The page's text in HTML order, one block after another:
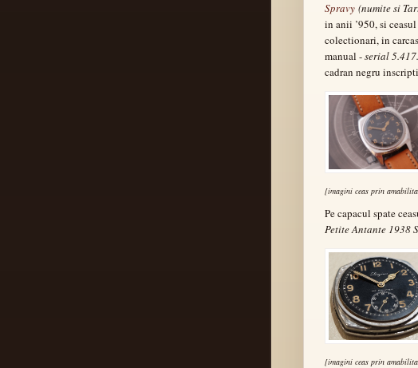
Spravy (numite si
in anii ’950, si
colectionari, in
manual -serial
cadran negru
[imagini ceas prin
Pe capacul spate
Petite Antante 1938
[imagini ceas prin